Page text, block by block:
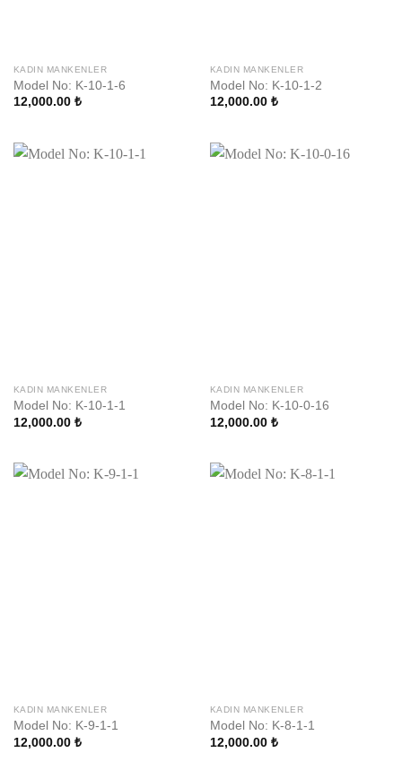
KADIN MANKENLER
Model No: K-10-1-6
12,000.00 ₺
KADIN MANKENLER
Model No: K-10-1-2
12,000.00 ₺
KADIN MANKENLER
Model No: K-10-1-1
12,000.00 ₺
KADIN MANKENLER
Model No: K-10-0-16
12,000.00 ₺
KADIN MANKENLER
Model No: K-9-1-1
12,000.00 ₺
KADIN MANKENLER
Model No: K-8-1-1
12,000.00 ₺